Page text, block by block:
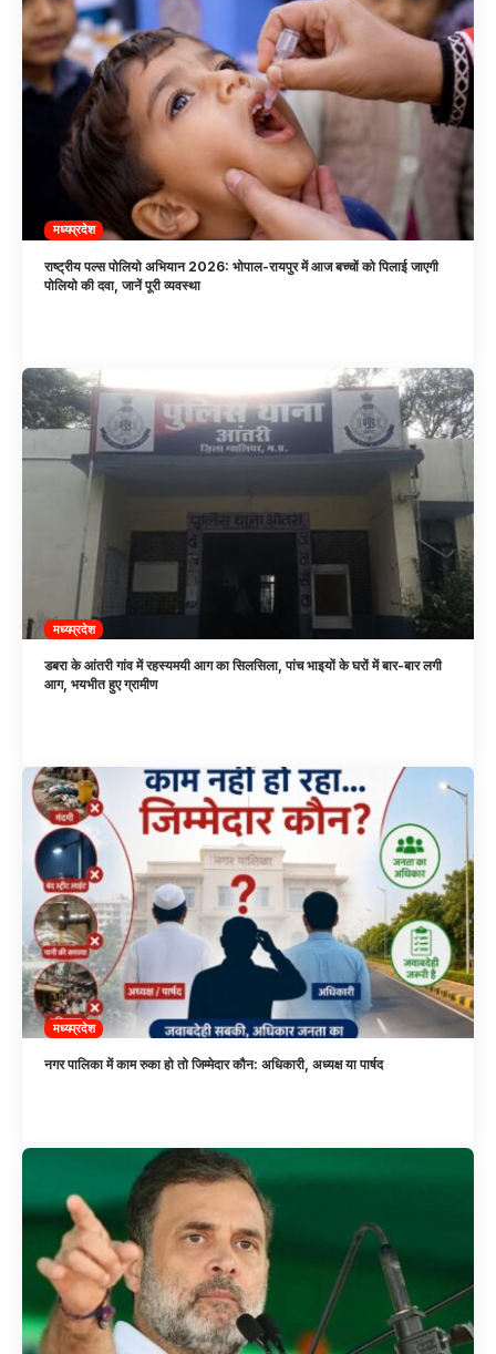
मध्यप्रदेश
राष्ट्रीय पल्स पोलियो अभियान 2026: भोपाल-रायपुर में आज बच्चों को पिलाई जाएगी
पोलियो की दवा, जानें पूरी व्यवस्था
मध्यप्रदेश
डबरा के आंतरी गांव में रहस्यमयी आग का सिलसिला, पांच भाइयों के घरों में बार-बार लगी
आग, भयभीत हुए ग्रामीण
मध्यप्रदेश
नगर पालिका में काम रुका हो तो जिम्मेदार कौन: अधिकारी, अध्यक्ष या पार्षद